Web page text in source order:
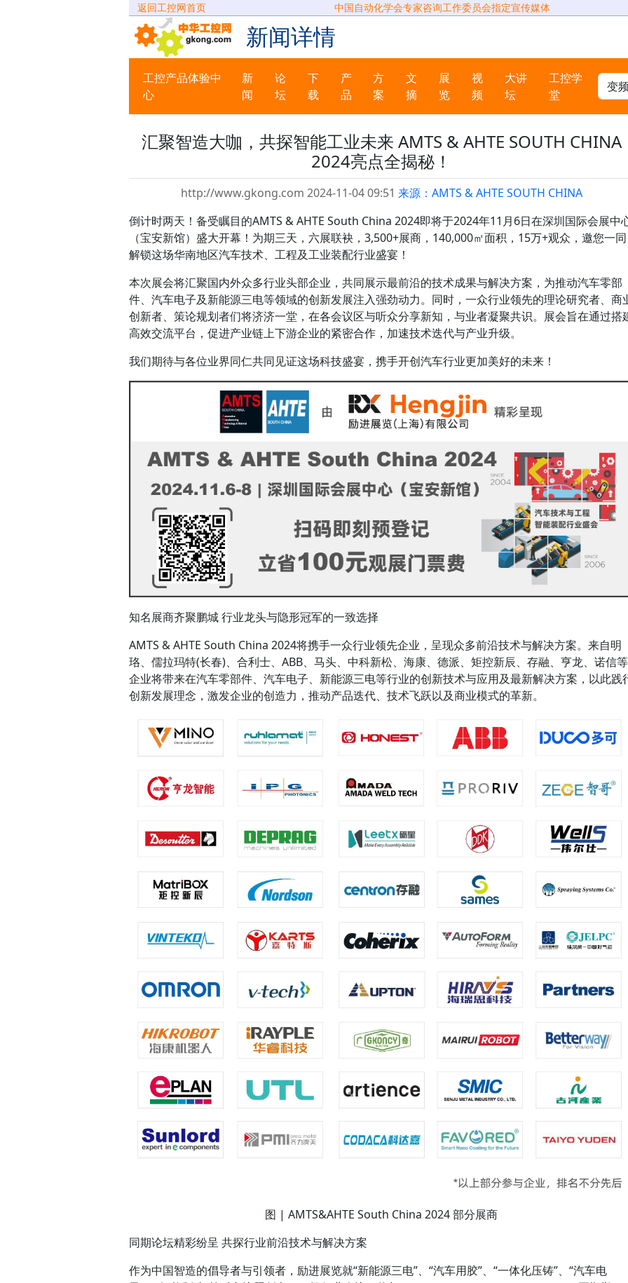
返回工控网首页 中国自动化学会专家咨询工作委员会指定宣传媒体
新闻详情
工控产品体验中
心
新
闻
论
坛
下
载
产
品
方
案
文
摘
展
览
视
频
大讲
坛
工控学
堂
汇聚智造大咖，共探智能工业未来 AMTS & AHTE SOUTH CHINA
2024亮点全揭秘！
http://www.gkong.com 2024-11-04 09:51 来源：AMTS & AHTE SOUTH CHINA
倒计时两天！备受瞩目的AMTS & AHTE South China 2024即将于2024年11月6日在深圳国际会展中
（宝安新馆）盛大开幕！为期三天，六展联袂，3,500+展商，140,000㎡面积，15万+观众，邀您一同
解锁这场华南地区汽车技术、工程及工业装配行业盛宴！
本次展会将汇聚国内外众多行业头部企业，共同展示最前沿的技术成果与解决方案，为推动汽车零部
件、汽车电子及新能源三电等领域的创新发展注入强劲动力。同时，一众行业领先的理论研究者、商
创新者、策论规划者们将济济一堂，在各会议区与听众分享新知，与业者凝聚共识。展会旨在通过搭
高效交流平台，促进产业链上下游企业的紧密合作，加速技术迭代与产业升级。
我们期待与各位业界同仁共同见证这场科技盛宴，携手开创汽车行业更加美好的未来！
知名展商齐聚鹏城 行业龙头与隐形冠军的一致选择
AMTS & AHTE South China 2024将携手一众行业领先企业，呈现众多前沿技术与解决方案。来自明
珞、儒拉玛特(长春)、合利士、ABB、马头、中科新松、海康、德派、矩控新辰、存融、亨龙、诺信等
企业将带来在汽车零部件、汽车电子、新能源三电等行业的创新技术与应用及最新解决方案，以此践
创新发展理念，激发企业的创造力，推动产品迭代、技术飞跃以及商业模式的革新。
图 | AMTS&AHTE South China 2024 部分展商
同期论坛精彩纷呈 共探行业前沿技术与解决方案
作为中国智造的倡导者与引领者，励进展览就“新能源三电”、“汽车用胶”、“一体化压铸”、“汽车电